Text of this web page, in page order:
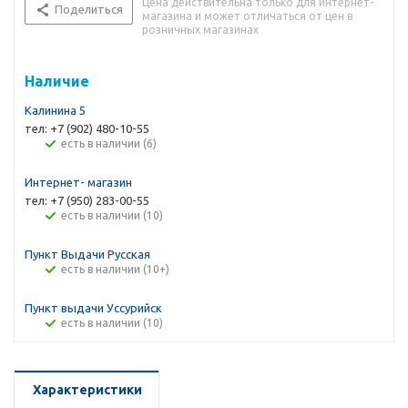
Поделиться
магазина и может отличаться от цен в
розничных магазинах
Наличие
Калинина 5
тел: +7 (902) 480-10-55
Есть в наличии (6)
Интернет- магазин
тел: +7 (950) 283-00-55
Есть в наличии (10)
Пункт Выдачи Русская
Есть в наличии (10+)
Пункт выдачи Уссурийск
Есть в наличии (10)
Характеристики